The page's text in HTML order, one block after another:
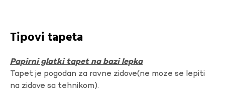
Tipovi tapeta
Papirni glatki tapet na bazi lepka
Tapet je pogodan za ravne zidove(ne moze se lepiti
na zidove sa tehnikom).